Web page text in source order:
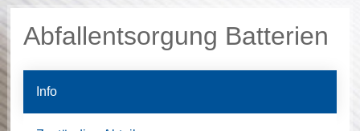
Abfallentsorgung Batterien
Info